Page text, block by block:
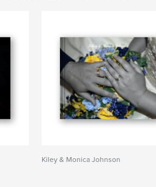
Kiley & Monica Johnson